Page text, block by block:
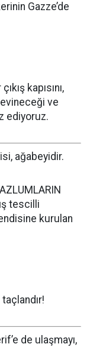
Gazze’de
kapısını,
ve
ediyoruz.
ağabeyidir.
tescilli
kurulan
de ulaşmayı,